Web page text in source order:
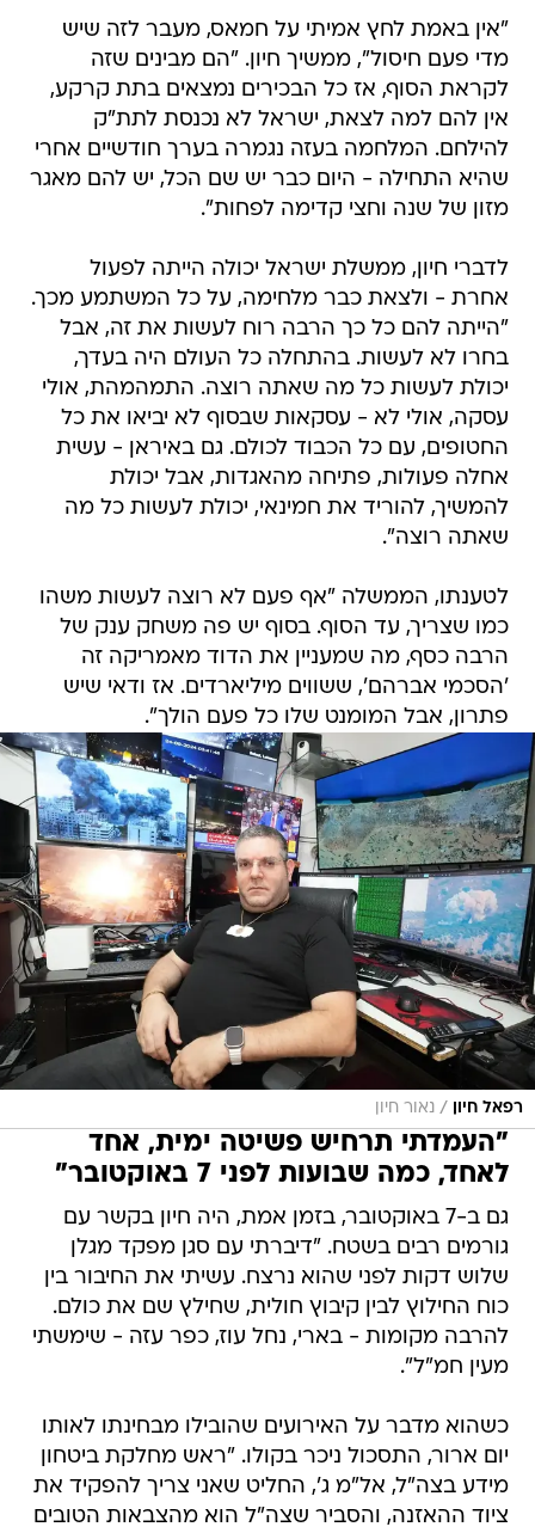
"אין באמת לחץ אמיתי על חמאס, מעבר לזה שיש
מדי פעם חיסול", ממשיך חיון. "הם מבינים שזה
לקראת הסוף, אז כל הבכירים נמצאים בתת קרקע,
אין להם למה לצאת, ישראל לא נכנסת לתת"ק
להילחם. המלחמה בעזה נגמרה בערך חודשיים אחרי
שהיא התחילה - היום כבר יש שם הכל, יש להם מאגר
מזון של שנה וחצי קדימה לפחות".
לדברי חיון, ממשלת ישראל יכולה הייתה לפעול
אחרת - ולצאת כבר מלחימה, על כל המשתמע מכך.
"הייתה להם כל כך הרבה רוח לעשות את זה, אבל
בחרו לא לעשות. בהתחלה כל העולם היה בעדך,
יכולת לעשות כל מה שאתה רוצה. התמהמהת, אולי
עסקה, אולי לא - עסקאות שבסוף לא יביאו את כל
החטופים, עם כל הכבוד לכולם. גם באיראן - עשית
אחלה פעולות, פתיחה מהאגדות, אבל יכולת
להמשיך, להוריד את חמינאי, יכולת לעשות כל מה
שאתה רוצה".
לטענתו, הממשלה "אף פעם לא רוצה לעשות משהו
כמו שצריך, עד הסוף. בסוף יש פה משחק ענק של
הרבה כסף, מה שמעניין את הדוד מאמריקה זה
'הסכמי אברהם', ששווים מיליארדים. אז ודאי שיש
פתרון, אבל המומנט שלו כל פעם הולך".
רפאל חיון / נאור חיון
"העמדתי תרחיש פשיטה ימית, אחד
לאחד, כמה שבועות לפני 7 באוקטובר"
גם ב-7 באוקטובר, בזמן אמת, היה חיון בקשר עם
גורמים רבים בשטח. "דיברתי עם סגן מפקד מגלן
שלוש דקות לפני שהוא נרצח. עשיתי את החיבור בין
כוח החילוץ לבין קיבוץ חולית, שחילץ שם את כולם.
להרבה מקומות - בארי, נחל עוז, כפר עזה - שימשתי
מעין חמ"ל".
כשהוא מדבר על האירועים שהובילו מבחינתו לאותו
יום ארור, התסכול ניכר בקולו. "ראש מחלקת ביטחון
מידע בצה"ל, אל"מ ג', החליט שאני צריך להפקיד את
ציוד ההאזנה, והסביר שצה"ל הוא מהצבאות הטובים